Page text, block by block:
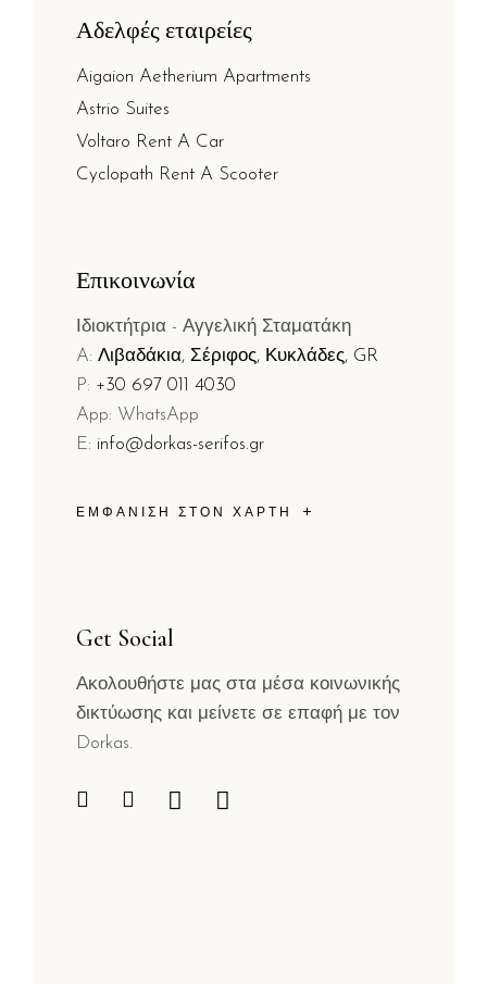
Αδελφές εταιρείες
Aigaion Aetherium Apartments
Astrio Suites
Voltaro Rent A Car
Cyclopath Rent A Scooter
Επικοινωνία
Ιδιοκτήτρια - Αγγελική Σταματάκη
A: Λιβαδάκια, Σέριφος, Κυκλάδες, GR
P: +30 697 011 4030
App: WhatsApp
E: info@dorkas-serifos.gr
ΕΜΦΆΝΙΣΗ ΣΤΟΝ ΧΆΡΤΗ
Get Social
Ακολουθήστε μας στα μέσα κοινωνικής
δικτύωσης και μείνετε σε επαφή με τον
Dorkas.